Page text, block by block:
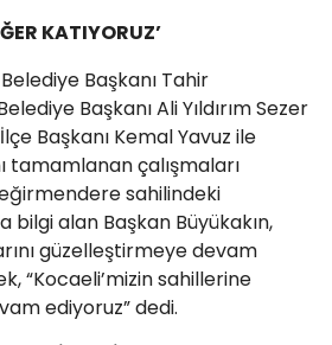
KATIYORUZ’
Başkanı Tahir
Başkanı Ali Yıldırım Sezer
Başkanı Kemal Yavuz ile
tamamlanan çalışmaları
sahilindeki
bilgi alan Başkan Büyükakın,
güzelleştirmeye devam
“Kocaeli’mizin sahillerine
ediyoruz” dedi.